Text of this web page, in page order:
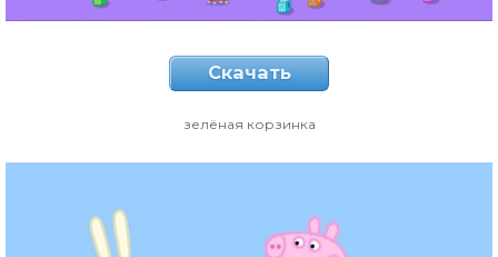
Скачать
зелёная корзинка